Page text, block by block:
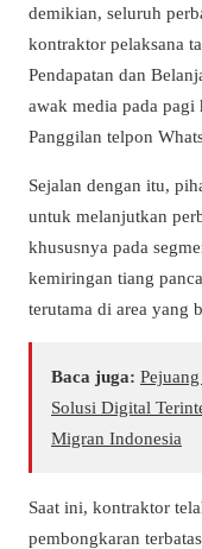
demikian, seluruh
kontraktor pelaksana
Pendapatan dan
awak media pada
Panggilan telpon
Sejalan dengan itu,
untuk melanjutkan
khususnya pada
kemiringan tiang
terutama di area yang
Baca juga:
Solusi Digital
Migran Indonesia
Saat ini, kontraktor
pembongkaran